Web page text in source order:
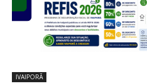
IVAIPORÃ